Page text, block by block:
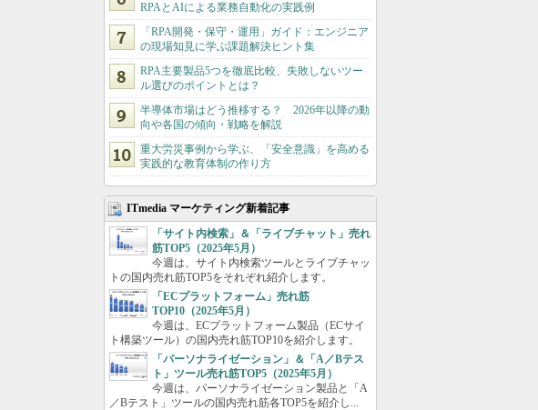
RPAとAIによる業務自動化の実践例
「RPA開発・保守・運用」ガイド：エンジニア
の現場知見に学ぶ課題解決ヒント集
RPA主要製品5つを徹底比較、失敗しないツー
ル選びのポイントとは？
半導体市場はどう推移する？ 2026年以降の動
向や各国の傾向・戦略を解説
重大労災事例から学ぶ、「安全意識」を高める
実践的な教育体制の作り方
ITmedia マーケティング新着記事
「サイト内検索」＆「ライブチャット」売れ
筋TOP5（2025年5月）
今週は、サイト内検索ツールとライブチャッ
トの国内売れ筋TOP5をそれぞれ紹介します。
「ECプラットフォーム」売れ筋
TOP10（2025年5月）
今週は、ECプラットフォーム製品（ECサイ
ト構築ツール）の国内売れ筋TOP10を紹介します。
「パーソナライゼーション」＆「A／Bテス
ト」ツール売れ筋TOP5（2025年5月）
今週は、パーソナライゼーション製品と「A
／Bテスト」ツールの国内売れ筋各TOP5を紹介し...